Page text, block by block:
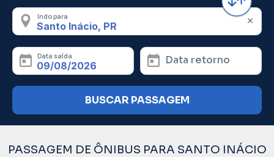
Indo para
Data saída Data retorno
BUSCAR PASSAGEM
PASSAGEM DE ÔNIBUS PARA SANTO INÁCIO